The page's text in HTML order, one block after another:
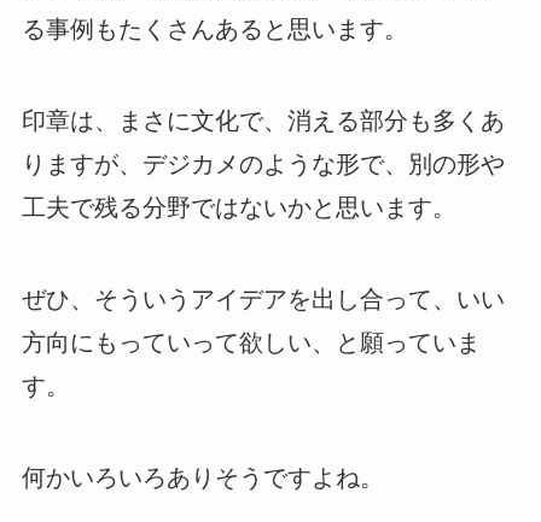
る事例もたくさんあると思います。
印章は、まさに文化で、消える部分も多くあ
りますが、デジカメのような形で、別の形や
工夫で残る分野ではないかと思います。
ぜひ、そういうアイデアを出し合って、いい
方向にもっていって欲しい、と願っていま
す。
何かいろいろありそうですよね。